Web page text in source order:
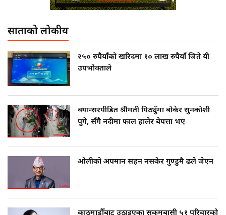
साताको लोकप्रीय
२५० रुपैयाँको खरिदमा १० लाख रुपैयाँ जिते यी
उपभोक्ताले
क्यान्सरपीडित श्रीमती पिठ्युँमा बोकेर सुनकोशी
पुगे, सँगै नदीमा फाल हालेर बेपत्ता भए
ओलीको अपमान सहन नसकेर गुण्डुमै ढले जेएन